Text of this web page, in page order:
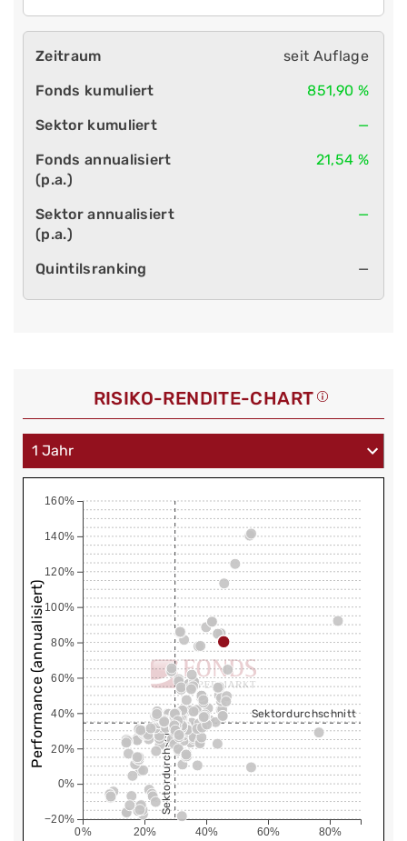
seit Auflage
851,90 %
—
21,54 %
—
—
RISIKO-RENDITE-CHART
0% 20% 40% 60% 80%
−20%
0%
20%
40%
60%
80%
100%
120%
140%
160%
Sektordurchschnitt
Sektordurchschnitt
Performance (annualisiert)